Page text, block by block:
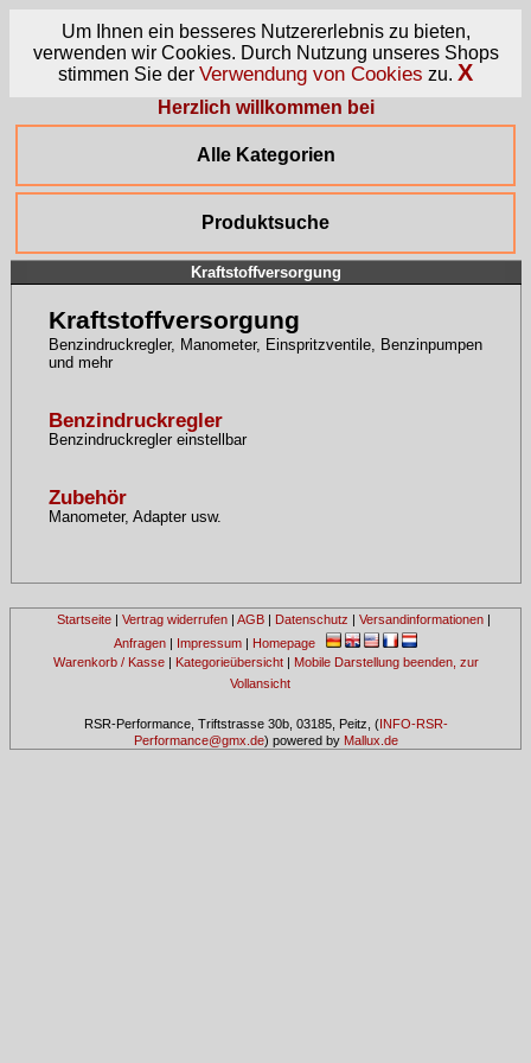
Um Ihnen ein besseres Nutzererlebnis zu bieten,
verwenden wir Cookies. Durch Nutzung unseres Shops
stimmen Sie der Verwendung von Cookies zu. X
Herzlich willkommen bei
Alle Kategorien
Produktsuche
Kraftstoffversorgung
Kraftstoffversorgung
Benzindruckregler, Manometer, Einspritzventile, Benzinpumpen
und mehr
Benzindruckregler
Benzindruckregler einstellbar
Zubehör
Manometer, Adapter usw.
Startseite| Vertrag widerrufen| AGB| Datenschutz | Versandinformationen|
Anfragen | Impressum | Homepage
Warenkorb / Kasse| Kategorieübersicht| Mobile Darstellung beenden, zur
Vollansicht
RSR-Performance, Triftstrasse 30b, 03185, Peitz, (INFO-RSR-
Performance@gmx.de) powered by Mallux.de